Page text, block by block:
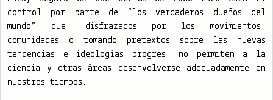
control por parte de “los verdaderos dueños del
mundo” que, disfrazados por los movimientos,
comunidades o tomando pretextos sobre las nuevas
tendencias e ideologías progres, no permiten a la
ciencia y otras áreas desenvolverse adecuadamente en
nuestros tiempos.